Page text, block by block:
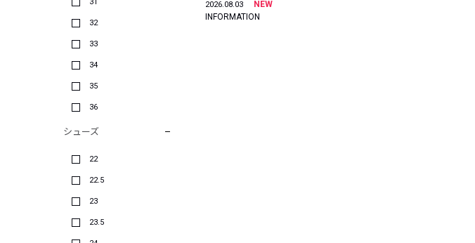
32
33
34
35
36
シューズ
22
22.5
23
23.5
2026.08.03
NEW
INFORMATION